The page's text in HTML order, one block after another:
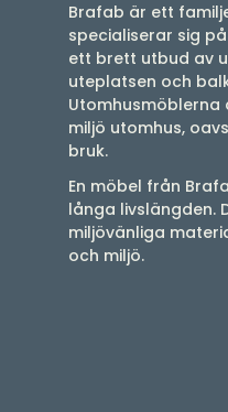
Brafab är ett
specialiserar sig
ett brett utbud av
uteplatsen och
miljö utomhus,
bruk.
En möbel från
långa livslängden.
miljövänliga
och miljö.